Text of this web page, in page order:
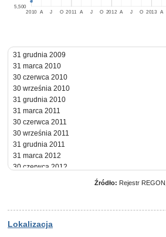
2010 2011 2012 2013
A J O A J O A J O A
5,500
31 grudnia 2009
31 marca 2010
30 czerwca 2010
30 września 2010
31 grudnia 2010
31 marca 2011
30 czerwca 2011
30 września 2011
31 grudnia 2011
31 marca 2012
30 czerwca 2012
30 czerwca 2013
30 września 2013
Źródło: Rejestr REGON,
Lokalizacja